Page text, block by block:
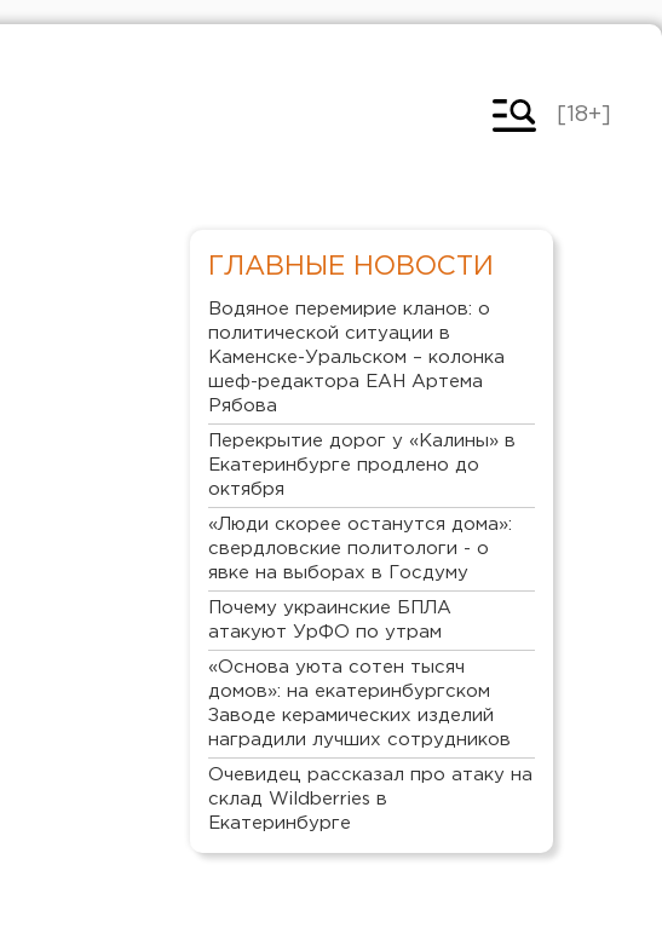
[18+]
ГЛАВНЫЕ НОВОСТИ
Водяное перемирие кланов: о
политической ситуации в
Каменске-Уральском – колонка
шеф-редактора ЕАН Артема
Рябова
Перекрытие дорог у «Калины» в
Екатеринбурге продлено до
октября
«Люди скорее останутся дома»:
свердловские политологи - о
явке на выборах в Госдуму
Почему украинские БПЛА
атакуют УрФО по утрам
«Основа уюта сотен тысяч
домов»: на екатеринбургском
Заводе керамических изделий
наградили лучших сотрудников
Очевидец рассказал про атаку на
склад Wildberries в
Екатеринбурге